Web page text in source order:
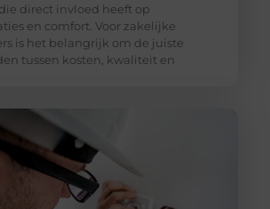
direct invloed heeft op
en comfort. Voor zakelijke
is het belangrijk om de juiste
tussen kosten, kwaliteit en